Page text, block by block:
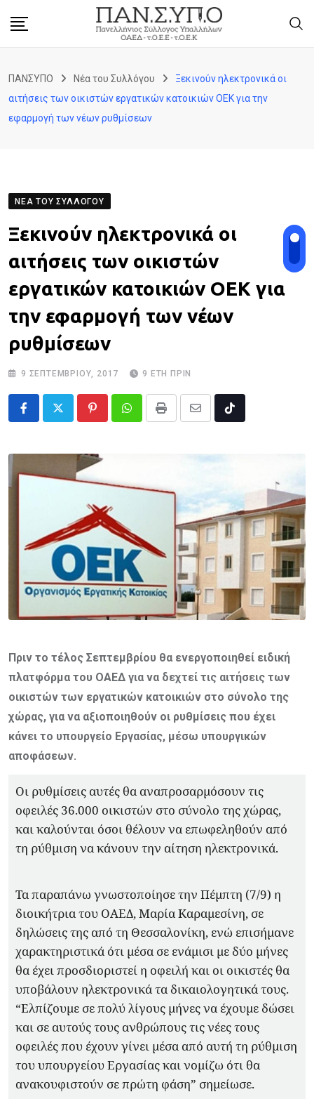
ΠΑΝΣΥΠΟ Νέα του Συλλόγου
Ξεκινούν ηλεκτρονικά οι
αιτήσεις των οικιστών εργατικών κατοικιών ΟΕΚ για την
εφαρμογή των νέων ρυθμίσεων
ΝΈΑ ΤΟΥ ΣΥΛΛΌΓΟΥ
Ξεκινούν ηλεκτρονικά οι
αιτήσεις των οικιστών
εργατικών κατοικιών ΟΕΚ για
την εφαρμογή των νέων
ρυθμίσεων
9 ΣΕΠΤΕΜΒΡΊΟΥ, 2017 9 ΈΤΗ ΠΡΙΝ
PinterestWhatsappPrint
Share
Email
Tiktok
Πριν το τέλος Σεπτεμβρίου θα ενεργοποιηθεί ειδική
πλατφόρμα του ΟΑΕΔ για να δεχτεί τις αιτήσεις των
οικιστών των εργατικών κατοικιών στο σύνολο της
χώρας, για να αξιοποιηθούν οι ρυθμίσεις που έχει
κάνει το υπουργείο Εργασίας, μέσω υπουργικών
αποφάσεων.
Οι ρυθμίσεις αυτές θα αναπροσαρμόσουν τις
οφειλές 36.000 οικιστών στο σύνολο της χώρας,
και καλούνται όσοι θέλουν να επωφεληθούν από
τη ρύθμιση να κάνουν την αίτηση ηλεκτρονικά.
Τα παραπάνω γνωστοποίησε την Πέμπτη (7/9) η
διοικήτρια του ΟΑΕΔ, Μαρία Kαραμεσίνη, σε
δηλώσεις της από τη Θεσσαλονίκη, ενώ επισήμανε
χαρακτηριστικά ότι μέσα σε ενάμισι με δύο μήνες
θα έχει προσδιοριστεί η οφειλή και οι οικιστές θα
υποβάλουν ηλεκτρονικά τα δικαιολογητικά τους.
“Ελπίζουμε σε πολύ λίγους μήνες να έχουμε δώσει
και σε αυτούς τους ανθρώπους τις νέες τους
οφειλές που έχουν γίνει μέσα από αυτή τη ρύθμιση
του υπουργείου Εργασίας και νομίζω ότι θα
ανακουφιστούν σε πρώτη φάση” σημείωσε.